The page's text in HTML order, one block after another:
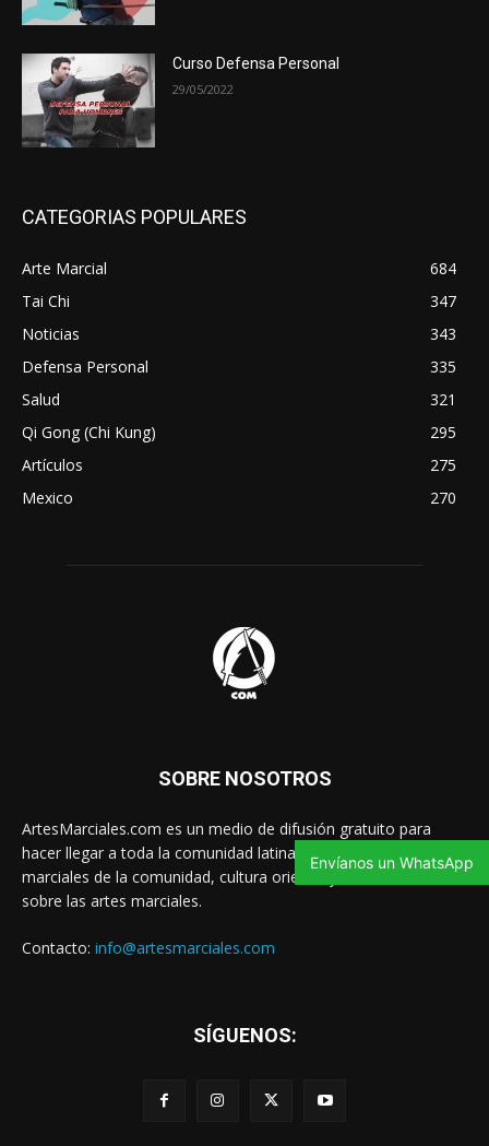
Curso Defensa Personal
29/05/2022
CATEGORIAS POPULARES
Arte Marcial
684
Tai Chi
347
Noticias
343
Defensa Personal
335
Salud
321
Qi Gong (Chi Kung)
295
Artículos
275
Mexico
270
SOBRE NOSOTROS
ArtesMarciales.com es un medio de difusión gratuito para
hacer llegar a toda la comunidad latina las noticias de artes
marciales de la comunidad, cultura oriental y contenido valioso
sobre las artes marciales.
Contacto: info@artesmarciales.com
SÍGUENOS:
Envíanos un WhatsApp